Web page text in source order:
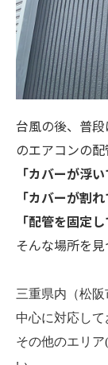
台風の後、普
のエアコンの配
「カバーが浮
「カバーが割
「配管を固定
そんな場所を
三重県内（松
中心に対応して
その他のエリ